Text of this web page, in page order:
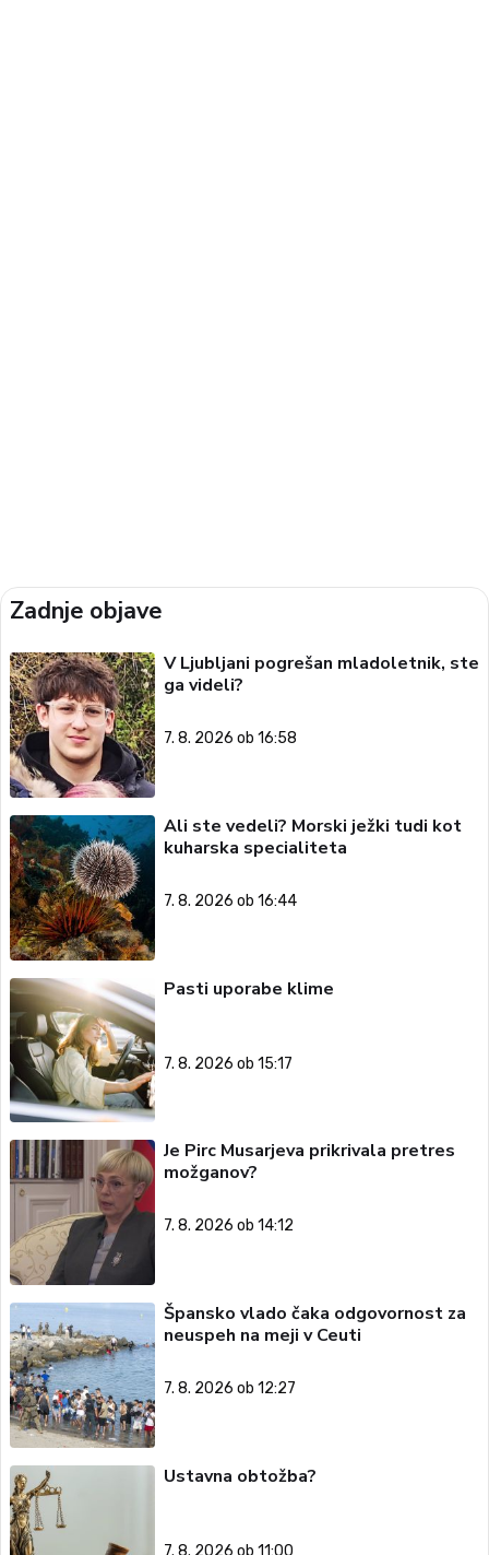
Zadnje objave
V Ljubljani pogrešan mladoletnik, ste
ga videli?
7. 8. 2026 ob 16:58
Ali ste vedeli? Morski ježki tudi kot
kuharska specialiteta
7. 8. 2026 ob 16:44
Pasti uporabe klime
7. 8. 2026 ob 15:17
Je Pirc Musarjeva prikrivala pretres
možganov?
7. 8. 2026 ob 14:12
Špansko vlado čaka odgovornost za
neuspeh na meji v Ceuti
7. 8. 2026 ob 12:27
Ustavna obtožba?
7. 8. 2026 ob 11:00